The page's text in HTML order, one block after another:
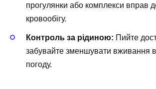
прогулянки або комплекси вправ
кровообігу.
Контроль за рідиною: Пийте
забувайте зменшувати вживання
погоду.